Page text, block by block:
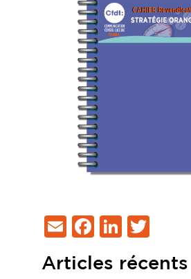
EmailFacebook
LinkedIn
Articles récents